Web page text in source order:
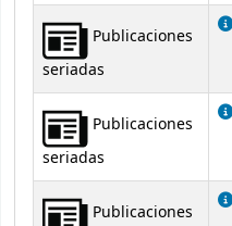
Publicaciones
seriadas
Publicaciones
seriadas
Publicaciones